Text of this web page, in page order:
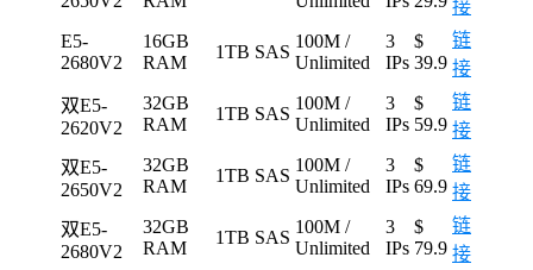
接
E5-
2680V2
16GB
RAM
1TB SAS
100M /
Unlimited
3
IPs
$
39.9
链
接
双E5-
2620V2
32GB
RAM
1TB SAS
100M /
Unlimited
3
IPs
$
59.9
链
接
双E5-
2650V2
32GB
RAM
1TB SAS
100M /
Unlimited
3
IPs
$
69.9
链
接
双E5-
2680V2
32GB
RAM
1TB SAS
100M /
Unlimited
3
IPs
$
79.9
链
接